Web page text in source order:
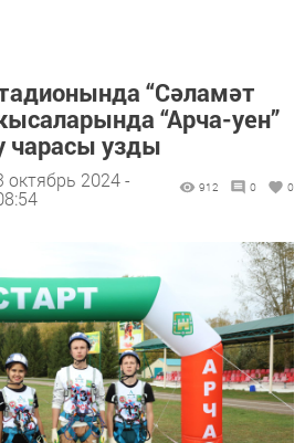
“Сәламәт
“Арча-уен”
чарасы узды
октябрь 2024 -
912 0 0